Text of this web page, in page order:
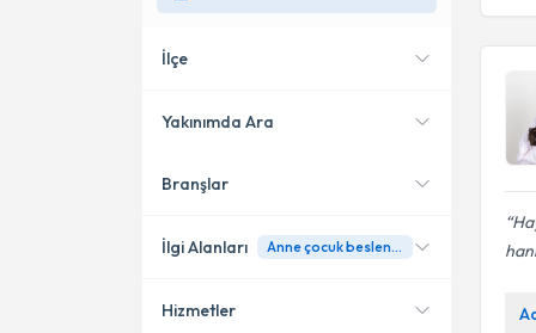
İlçe
Bakırköy
Küçükçekmece
Yakınımda Ara
Konumuma yakın uzmanları
Branşlar
Diyetisyen
İlgi Alanları Anne çocuk beslenmesi
Hizmetler